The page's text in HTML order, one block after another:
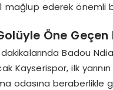
mağlup ederek önemli
Öne
Badou
Kayserispor, ilk
odasına beraberlikle